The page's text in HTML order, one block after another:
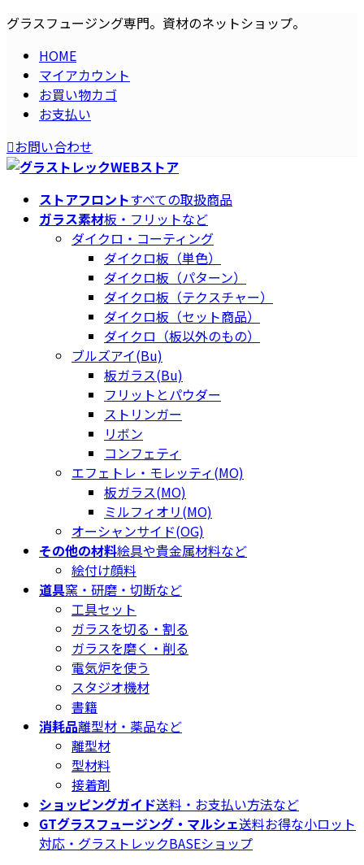
コ
ス
キ
ナ
ン
に
グラスフュージング専門。資材のネットショップ。
HOME
マイアカウント
お買い物カゴ
お支払い
お問い合わせ
ストアフロントすべての取扱商品
ガラス素材板・フリットなど
ダイクロ・コーティング
ダイクロ板（単色）
ダイクロ板（パターン）
ダイクロ板（テクスチャー）
ダイクロ板（セット商品）
ダイクロ（板以外のもの）
ブルズアイ(Bu)
板ガラス(Bu)
フリットとパウダー
ストリンガー
リボン
コンフェティ
エフェトレ・モレッティ(MO)
板ガラス(MO)
ミルフィオリ(MO)
オーシャンサイド(OG)
その他の材料絵具や貴金属材料など
絵付け顔料
道具窯・研磨・切断など
工具セット
ガラスを切る・割る
ガラスを磨く・削る
電気炉を使う
スタジオ機材
書籍
消耗品離型材・薬品など
離型材
型材料
接着剤
ショッピングガイド送料・お支払い方法など
GTグラスフュージング・マルシェ送料お得な小ロット
対応・グラストレックBASEショップ